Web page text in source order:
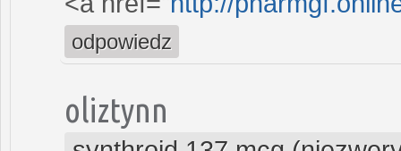
odpowiedz
oliztynn